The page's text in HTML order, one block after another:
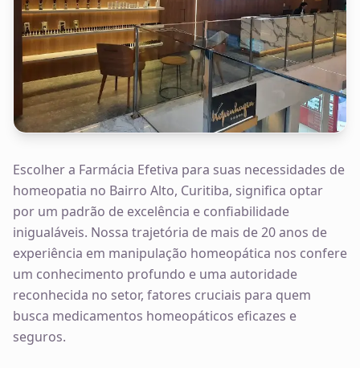
Escolher a Farmácia Efetiva para suas necessidades de
homeopatia no Bairro Alto, Curitiba, significa optar
por um padrão de excelência e confiabilidade
inigualáveis. Nossa trajetória de mais de 20 anos de
experiência em manipulação homeopática nos confere
um conhecimento profundo e uma autoridade
reconhecida no setor, fatores cruciais para quem
busca medicamentos homeopáticos eficazes e
seguros.